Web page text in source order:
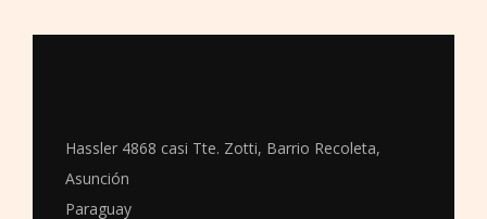
Hassler 4868 casi Tte. Zotti, Barrio Recoleta,
Asunción
Paraguay